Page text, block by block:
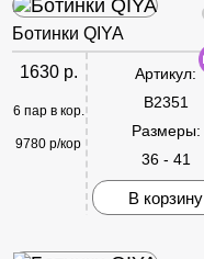
Ботинки QIYA
1630 р.
6 пар в кор.
9780 р/кор
Артикул:
B2351
Размеры:
36 - 41
В корзину